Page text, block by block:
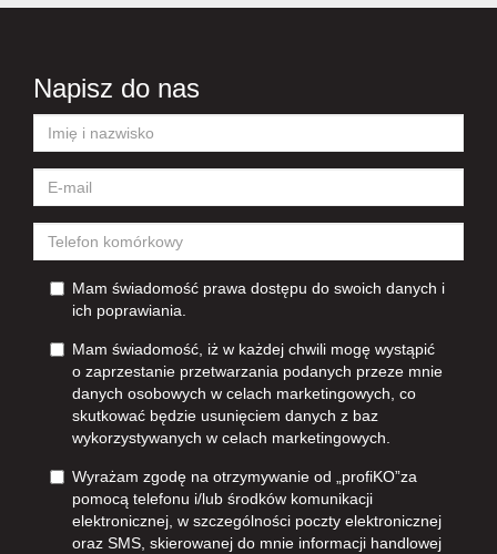
Napisz do nas
Mam świadomość prawa dostępu do swoich danych i
ich poprawiania.
Mam świadomość, iż w każdej chwili mogę wystąpić
o zaprzestanie przetwarzania podanych przeze mnie
danych osobowych w celach marketingowych, co
skutkować będzie usunięciem danych z baz
wykorzystywanych w celach marketingowych.
Wyrażam zgodę na otrzymywanie od „profiKO”za
pomocą telefonu i/lub środków komunikacji
elektronicznej, w szczególności poczty elektronicznej
oraz SMS, skierowanej do mnie informacji handlowej